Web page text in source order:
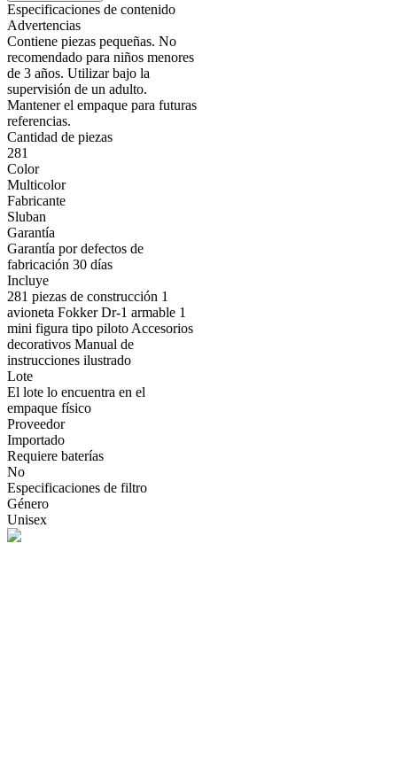
Especificaciones de contenido
Advertencias
Contiene piezas pequeñas. No
recomendado para niños menores
de 3 años. Utilizar bajo la
supervisión de un adulto.
Mantener el empaque para futuras
referencias.
Cantidad de piezas
281
Color
Multicolor
Fabricante
Sluban
Garantía
Garantía por defectos de
fabricación 30 días
Incluye
281 piezas de construcción 1
avioneta Fokker Dr-1 armable 1
mini figura tipo piloto Accesorios
decorativos Manual de
instrucciones ilustrado
Lote
El lote lo encuentra en el
empaque físico
Proveedor
Importado
Requiere baterías
No
Especificaciones de filtro
Género
Unisex